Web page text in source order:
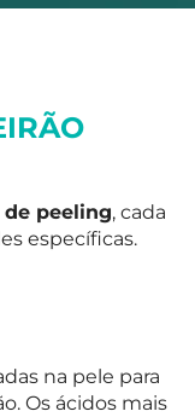
peeling, cada
específicas.
na pele para
Os ácidos mais